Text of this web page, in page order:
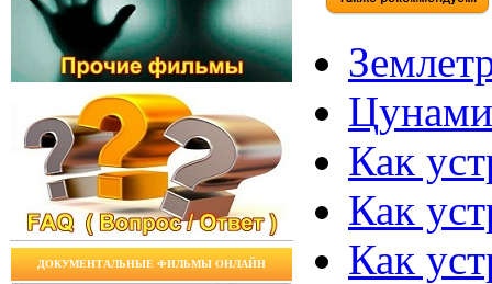
ДОКУМЕНТАЛЬНЫЕ ФИЛЬМЫ ОНЛАЙН
Как
Как
Как